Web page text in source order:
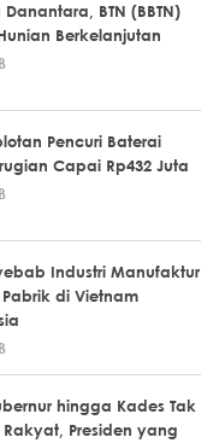
BTN (BBTN)
Berkelanjutan
Pencuri Baterai
Capai Rp432 Juta
Industri Manufaktur
di Vietnam
hingga Kades Tak
Presiden yang